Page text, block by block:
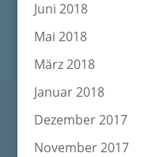
Juni 2018
Mai 2018
März 2018
Januar 2018
Dezember 2017
November 2017